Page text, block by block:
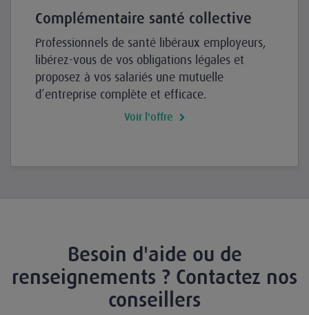
Complémentaire santé collective
Professionnels de santé libéraux employeurs,
libérez-vous de vos obligations légales et
proposez à vos salariés une mutuelle
d’entreprise complète et efficace.
Voir l'offre
Besoin d'aide ou de
renseignements ? Contactez nos
conseillers